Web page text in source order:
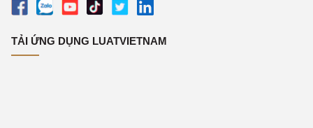
TẢI ỨNG DỤNG LUATVIETNAM